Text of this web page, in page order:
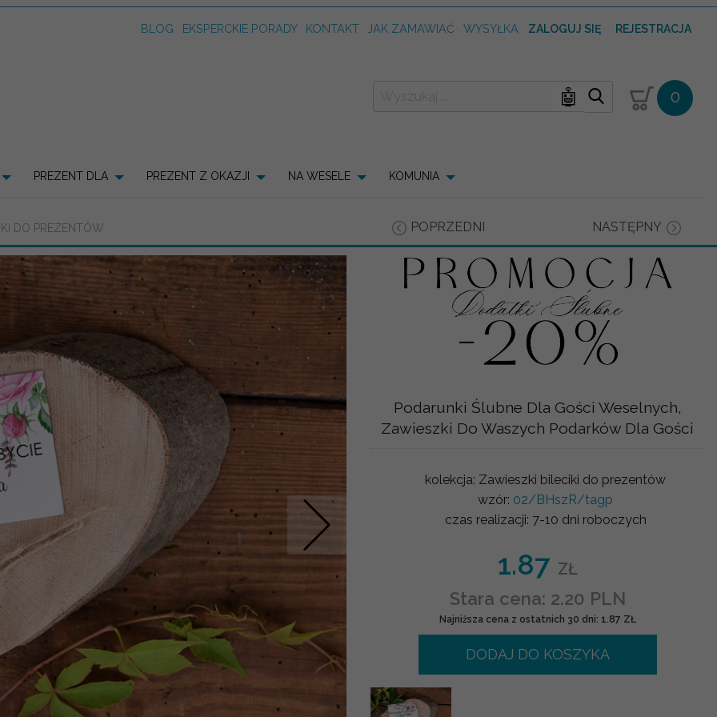
BLOG EKSPERCKIE PORADY KONTAKT JAK ZAMAWIAĆ WYSYŁKA ZALOGUJ SIĘ REJESTRACJA
🤖 0
PREZENT DLA PREZENT Z OKAZJI NA WESELE KOMUNIA
DO PREZENTÓW POPRZEDNI NASTĘPNY
Nastepne
Podarunki Ślubne Dla Gości Weselnych,
Zawieszki Do Waszych Podarków Dla Gości
kolekcja: Zawieszki bileciki do prezentów
wzór: 02/BHszR/tagp
czas realizacji: 7-10 dni roboczych
1.87 ZŁ
Stara cena: 2.20 PLN
Najniższa cena z ostatnich 30 dni: 1.87 ZŁ
DODAJ DO KOSZYKA